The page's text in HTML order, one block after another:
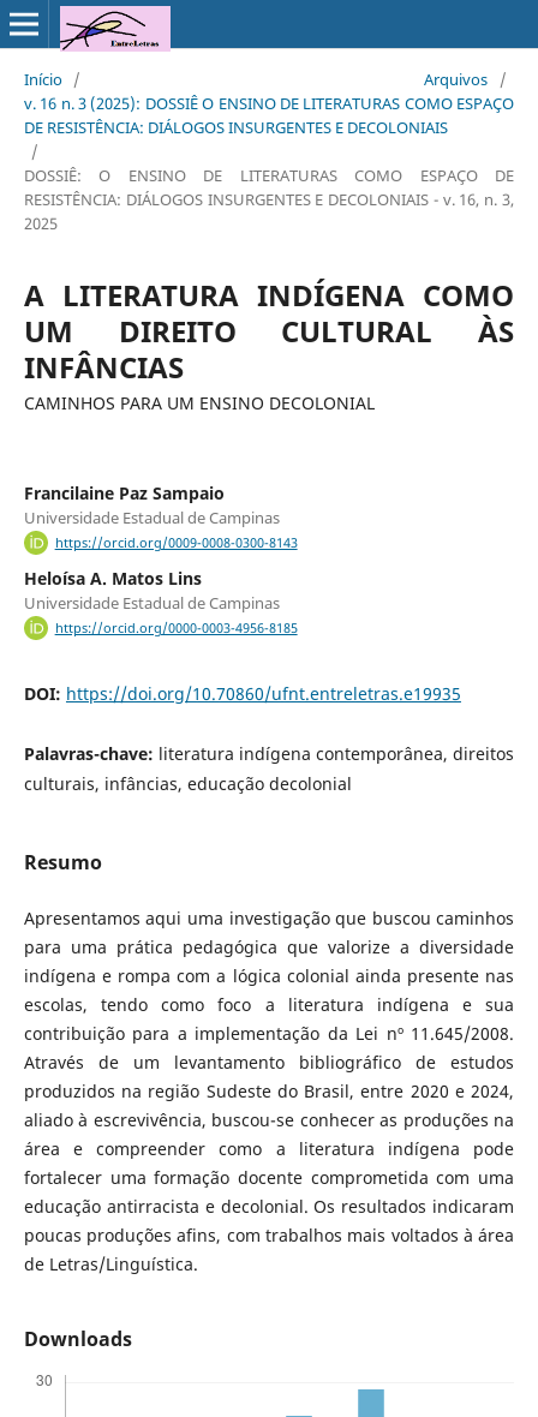
Início / Arquivos
/
v. 16 n. 3 (2025): DOSSIÊ O ENSINO DE LITERATURAS COMO ESPAÇO
DE RESISTÊNCIA: DIÁLOGOS INSURGENTES E DECOLONIAIS
/
DOSSIÊ: O ENSINO DE LITERATURAS COMO ESPAÇO DE
RESISTÊNCIA: DIÁLOGOS INSURGENTES E DECOLONIAIS - v. 16, n. 3,
2025
A LITERATURA INDÍGENA COMO
UM DIREITO CULTURAL ÀS
INFÂNCIAS
CAMINHOS PARA UM ENSINO DECOLONIAL
Francilaine Paz Sampaio
Universidade Estadual de Campinas
https://orcid.org/0009-0008-0300-8143
Heloísa A. Matos Lins
Universidade Estadual de Campinas
https://orcid.org/0000-0003-4956-8185
DOI: https://doi.org/10.70860/ufnt.entreletras.e19935
Palavras-chave: literatura indígena contemporânea, direitos
culturais, infâncias, educação decolonial
Resumo
Apresentamos aqui uma investigação que buscou caminhos
para uma prática pedagógica que valorize a diversidade
indígena e rompa com a lógica colonial ainda presente nas
escolas, tendo como foco a literatura indígena e sua
contribuição para a implementação da Lei nº 11.645/2008.
Através de um levantamento bibliográfico de estudos
produzidos na região Sudeste do Brasil, entre 2020 e 2024,
aliado à escrevivência, buscou-se conhecer as produções na
área e compreender como a literatura indígena pode
fortalecer uma formação docente comprometida com uma
educação antirracista e decolonial. Os resultados indicaram
poucas produções afins, com trabalhos mais voltados à área
de Letras/Linguística.
Downloads